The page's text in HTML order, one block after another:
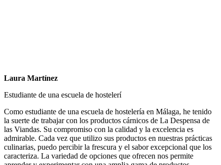
Laura Martínez
Estudiante de una escuela de hostelerí
Como estudiante de una escuela de hostelería en Málaga, he tenido
la suerte de trabajar con los productos cárnicos de La Despensa de
las Viandas. Su compromiso con la calidad y la excelencia es
admirable. Cada vez que utilizo sus productos en nuestras prácticas
culinarias, puedo percibir la frescura y el sabor excepcional que los
caracteriza. La variedad de opciones que ofrecen nos permite